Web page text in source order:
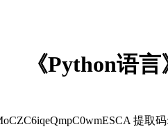
《Python语
提取码